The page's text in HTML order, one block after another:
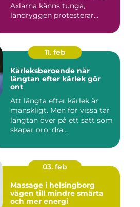
Axlarna känns tunga,
ländryggen protesterar...
11. feb
Kärleksberoende när
längtan efter kärlek gör
ont
Att längta efter kärlek är
mänskligt. Men för vissa tar
längtan över på ett sätt som
skapar oro, dra...
03. feb
Massage i helsingborg
vägen till mindre smärta
och mer energi